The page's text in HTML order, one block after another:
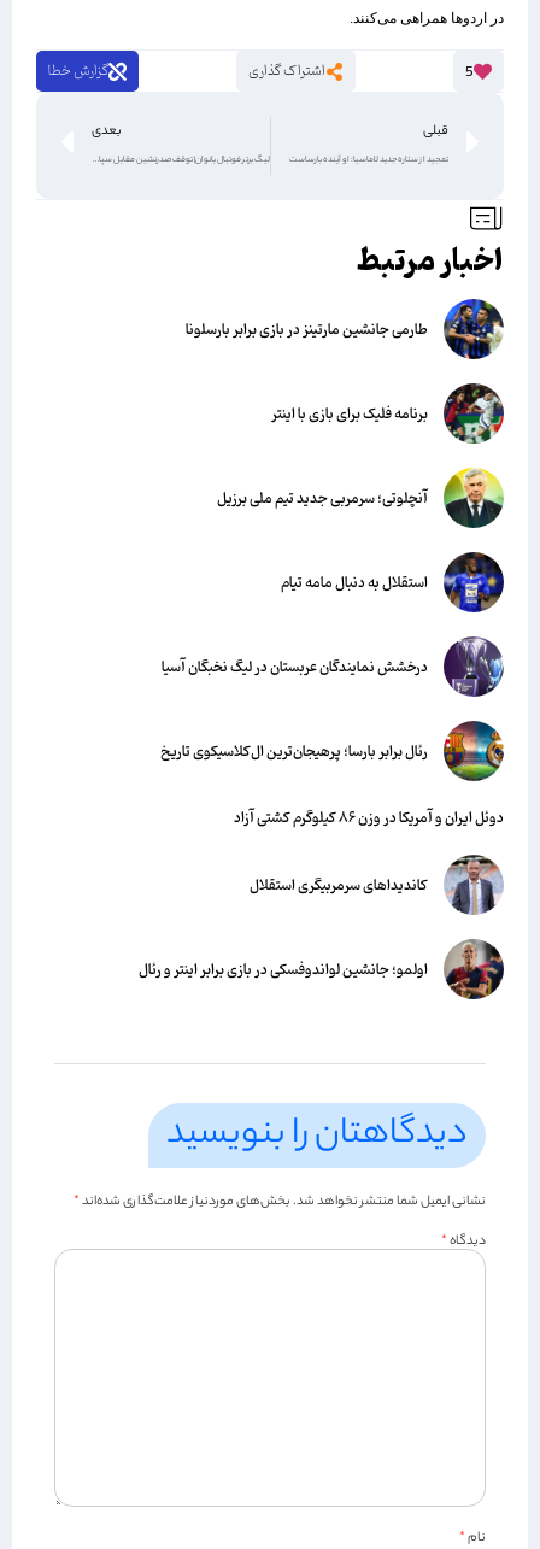
در اردوها همراهی می‎‌کنند.
5 اشتراک گذاری گزارش خطا
قبلی
تمجید از ستاره جدید لاماسیا: او آینده بارساست
بعدی
لیگ برتر فوتبال بانوان| توقف صدرنشین مقابل سپاهان
اخبار مرتبط
طارمی جانشین مارتینز در بازی برابر بارسلونا
برنامه فلیک برای بازی با اینتر
آنچلوتی؛ سرمربی جدید تیم ملی برزیل
استقلال به دنبال مامه تیام
درخشش نمایندگان عربستان در لیگ نخبگان آسیا
رئال برابر بارسا؛ پرهیجان‌‌ترین ال‌کلاسیکوی تاریخ
دوئل ایران و آمریکا در وزن ۸۶ کیلوگرم کشتی آزاد
کاندیداهای سرمربیگری استقلال
اولمو؛ جانشین لواندوفسکی در بازی برابر اینتر و رئال
دیدگاهتان را بنویسید
نشانی ایمیل شما منتشر نخواهد شد.بخش‌های موردنیاز علامت‌گذاری شده‌اند*
دیدگاه*
نام*